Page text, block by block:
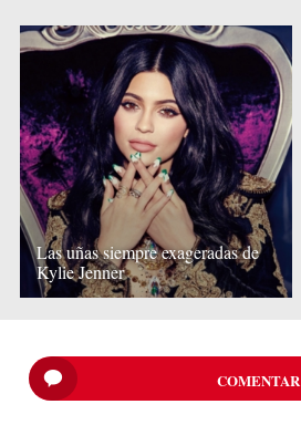
Las uñas siempre exageradas de
Kylie Jenner
COMENTAR